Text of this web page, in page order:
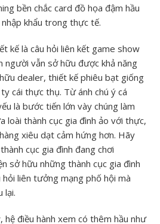
bền chắc card đồ họa đậm hầu
khẩu trong thực tế.
kế là câu hỏi liên kết game show
người vẫn sở hữu được khả năng
dealer, thiết kế phiêu bạt giống
cái thực thụ. Từ ánh chú ý cá
là bước tiến lớn vày chúng làm
loài thành cục gia đình ảo với thực,
xiêu dạt cảm hứng hơn. Hãy
cục gia đình đang chơi
sở hữu những thành cục gia đình
hỏi liên tưởng mạng phố hội mà
lại.
hệ điều hành xem có thêm hầu như